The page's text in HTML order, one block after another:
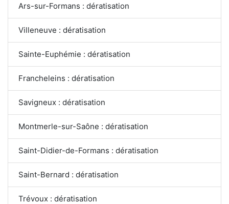
Ars-sur-Formans : dératisation
Villeneuve : dératisation
Sainte-Euphémie : dératisation
Francheleins : dératisation
Savigneux : dératisation
Montmerle-sur-Saône : dératisation
Saint-Didier-de-Formans : dératisation
Saint-Bernard : dératisation
Trévoux : dératisation